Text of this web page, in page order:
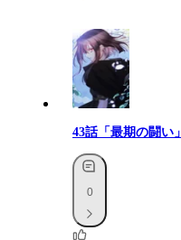
43話「最期の闘い」
0